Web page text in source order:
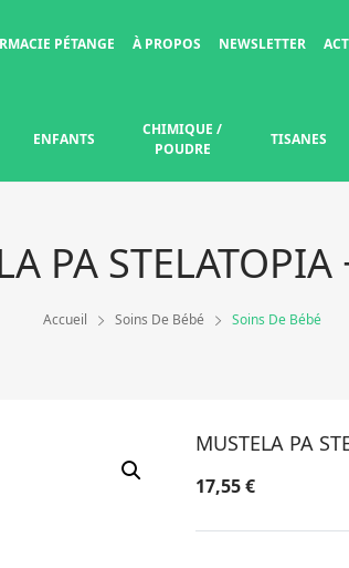
PÉTANGE À PROPOS NEWSLETTER
ENFANTS
CHIMIQUE /
POUDRE
TISANES
PA
Accueil Soins De Bébé Soins De Bébé
MUSTELA PA
17,55€